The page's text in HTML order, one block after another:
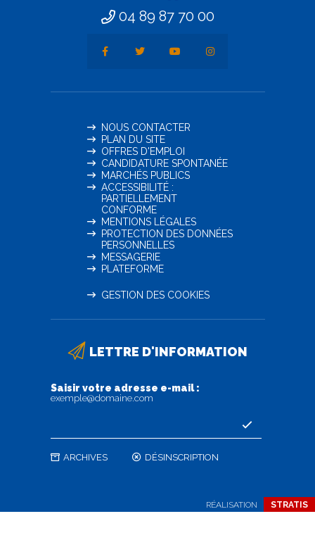
04 89 87 70 00
NOUS CONTACTER
PLAN DU SITE
OFFRES D'EMPLOI
CANDIDATURE SPONTANÉE
MARCHÉS PUBLICS
ACCESSIBILITÉ :
PARTIELLEMENT
CONFORME
MENTIONS LÉGALES
PROTECTION DES DONNÉES
PERSONNELLES
MESSAGERIE
PLATEFORME
GESTION DES COOKIES
LETTRE D'INFORMATION
Saisir votre adresse e-mail :
exemple@domaine.com
ARCHIVES DÉSINSCRIPTION
RÉALISATION STRATIS